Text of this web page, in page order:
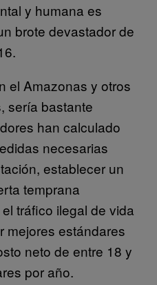
y humana es
brote devastador de
el Amazonas y otros
sería bastante
han calculado
necesarias
establecer un
temprana
tráfico ilegal de vida
mejores estándares
neto de entre 18 y
por año.